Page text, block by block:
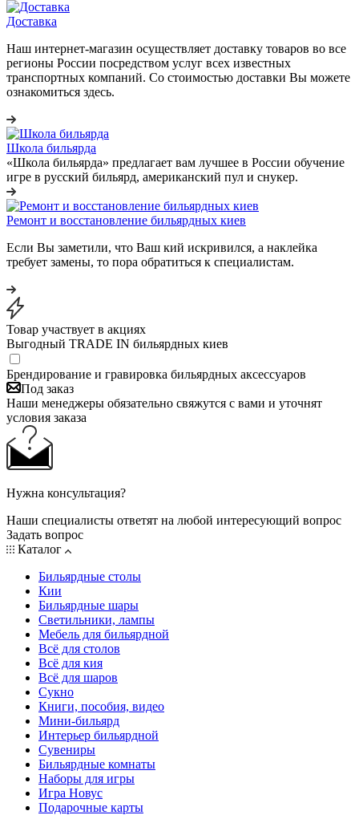
Доставка
Наш интернет-магазин осуществляет доставку товаров во все
регионы России посредством услуг всех известных
транспортных компаний. Со стоимостью доставки Вы можете
ознакомиться здесь.
Школа бильярда
«Школа бильярда» предлагает вам лучшее в России обучение
игре в русский бильярд, американский пул и снукер.
Ремонт и восстановление бильярдных киев
Если Вы заметили, что Ваш кий искривился, а наклейка
требует замены, то пора обратиться к специалистам.
Товар участвует в акциях
Выгодный TRADE IN бильярдных киев
Брендирование и гравировка бильярдных аксессуаров
Под заказ
Наши менеджеры обязательно свяжутся с вами и уточнят
условия заказа
Нужна консультация?
Наши специалисты ответят на любой интересующий вопрос
Задать вопрос
Каталог
Бильярдные столы
Кии
Бильярдные шары
Светильники, лампы
Мебель для бильярдной
Всё для столов
Всё для кия
Всё для шаров
Сукно
Книги, пособия, видео
Мини-бильярд
Интерьер бильярдной
Сувениры
Бильярдные комнаты
Наборы для игры
Игра Новус
Подарочные карты